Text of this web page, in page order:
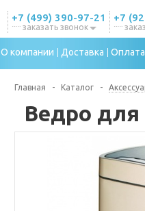
+7 (499) 390-97-21
заказать звонок
+7
О компании Доставка Оплата
Главная - Каталог -
Ведро для